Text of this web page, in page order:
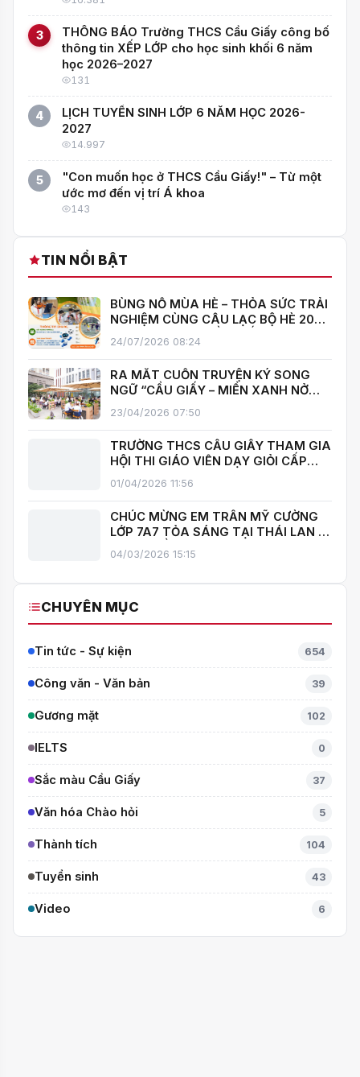
3
THÔNG BÁO Trường THCS Cầu Giấy công bố
thông tin XẾP LỚP cho học sinh khối 6 năm
học 2026–2027
131
4
LỊCH TUYỂN SINH LỚP 6 NĂM HỌC 2026-
2027
14.997
5
"Con muốn học ở THCS Cầu Giấy!" – Từ một
ước mơ đến vị trí Á khoa
143
TIN NỔI BẬT
BÙNG NỔ MÙA HÈ – THỎA SỨC TRẢI
NGHIỆM CÙNG CÂU LẠC BỘ HÈ 2026
TRƯỜNG THCS CẦU GIẤY!
24/07/2026 08:24
RA MẮT CUỐN TRUYỆN KÝ SONG
NGỮ “CẦU GIẤY – MIỀN XANH NỞ
HOA”, KHÁNH THÀNH THƯ VIỆN MỞ,
LAN TOẢ VĂN HOÁ ĐỌC
23/04/2026 07:50
TRƯỜNG THCS CẦU GIẤY THAM GIA
HỘI THI GIÁO VIÊN DẠY GIỎI CẤP
TRUNG HỌC CƠ SỞ PHƯỜNG YÊN
HOÀ
01/04/2026 11:56
CHÚC MỪNG EM TRẦN MỸ CƯỜNG
LỚP 7A7 TỎA SÁNG TẠI THÁI LAN –
MANG VỀ HUY CHƯƠNG BẠC TOÁN
QUỐC TẾ ITMC 2026
04/03/2026 15:15
CHUYÊN MỤC
Tin tức - Sự kiện 654
Công văn - Văn bản 39
Gương mặt 102
IELTS 0
Sắc màu Cầu Giấy 37
Văn hóa Chào hỏi 5
Thành tích 104
Tuyển sinh 43
Video 6